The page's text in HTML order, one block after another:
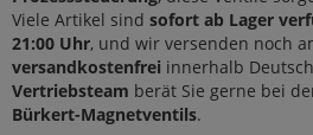
Viele Artikel sind sofort ab Lager
21:00 Uhr, und wir versenden noch
versandkostenfrei innerhalb
Vertriebsteam berät Sie gerne bei
Bürkert-Magnetventils.